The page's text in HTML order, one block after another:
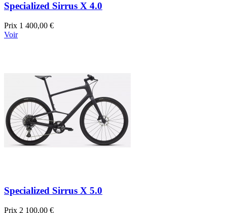
Specialized Sirrus X 4.0
Prix 1 400,00 €
Voir
Specialized Sirrus X 5.0
Prix 2 100,00 €